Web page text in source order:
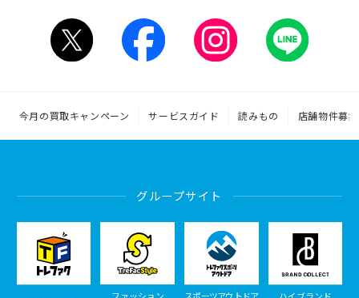
今月の買取キャンペーン サービスガイド 読みもの 店舗物件募集
グループサイト